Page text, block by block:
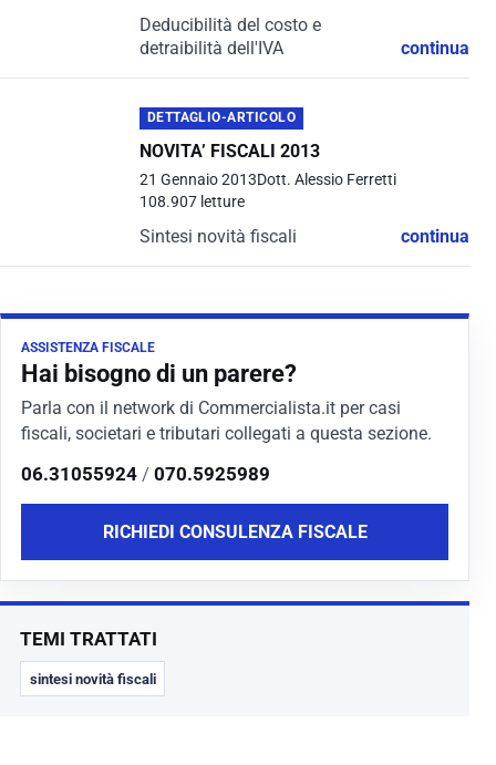
Deducibilità del costo e
detraibilità dell'IVA
continua
DETTAGLIO-ARTICOLO
NOVITA’ FISCALI 2013
21 Gennaio 2013Dott. Alessio Ferretti
108.907 letture
Sintesi novità fiscali continua
ASSISTENZA FISCALE
Hai bisogno di un parere?
Parla con il network di Commercialista.it per casi
fiscali, societari e tributari collegati a questa sezione.
06.31055924 / 070.5925989
RICHIEDI CONSULENZA FISCALE
TEMI TRATTATI
sintesi novità fiscali